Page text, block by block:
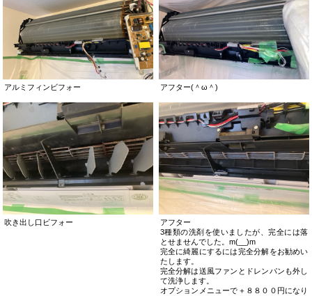
アルミフィンビフォー アフター(＾ω＾)
吹き出し口ビフォー
アフター
3種類の洗剤を使いましたが、完全には落
とせませんでした。m(__)m
完全に綺麗にするには完全分解をお勧めい
たします。
完全分解は送風ファンとドレンパンも外し
て洗浄します。
オプションメニューで＋８８００円になり